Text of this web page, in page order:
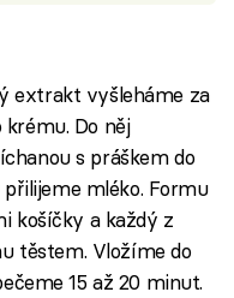
extrakt vyšleháme za
Do něj
s práškem do
mléko. Formu
košíčky a každý z
těstem. Vložíme do
15 až 20 minut.